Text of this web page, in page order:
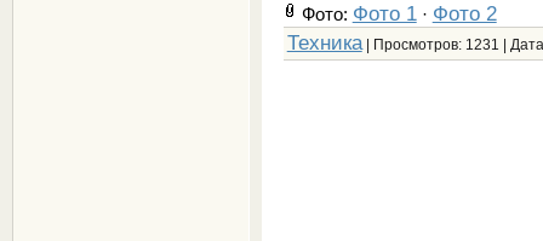
Фото: Фото 1· Фото 2
Техника| Просмотров: 1231 |